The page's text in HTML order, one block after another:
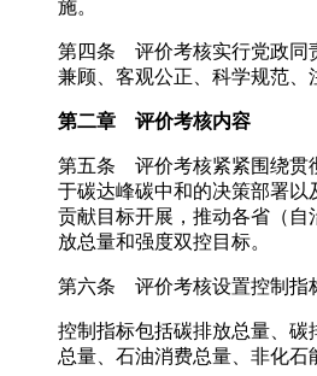
施。
第四条 评价考核实行党政同
兼顾、客观公正、科学规范、
第二章 评价考核内容
第五条 评价考核紧紧围绕贯
于碳达峰碳中和的决策部署以
贡献目标开展，推动各省（自
放总量和强度双控目标。
第六条 评价考核设置控制指
控制指标包括碳排放总量、碳
总量、石油消费总量、非化石